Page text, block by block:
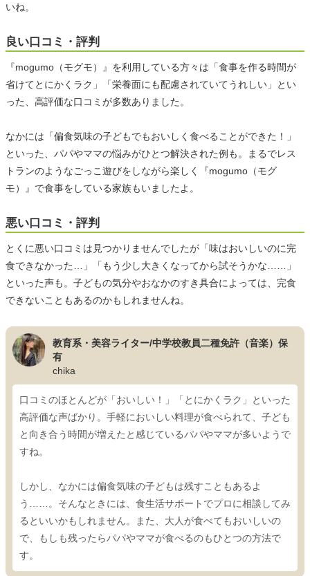
いね。
良い口コミ・評判
『mogumo（モグモ）』を利用している方々は「食事を作る時間が
省けてとにかくラク」「栄養面にも配慮されていてうれしい」とい
った、高評価な口コミが多数ありました。
なかには「偏食気味の子どもでもおいしく食べることができた！」
といった、パパやママの悩みがひとつ解決された例も。まるでレス
トランのようなごっこ遊びをしながら楽しく『mogumo（モグ
モ）』で食事をしている家族もいましたよ。
悪い口コミ・評判
とくに悪い口コミは見つかりませんでしたが「味はおいしいのに完
食できなかった…」「もう少し大きくなってから試そうかな……」
といった声も。子どもの気分やおなかのすき具合によっては、完食
できないこともあるのかもしれませんね。
教育系・美容ライター/中学校教員二種免許（音楽）保
有
chika
口コミのほとんどが「おいしい！」「とにかくラク」といった
高評価な声ばかり。手軽においしい料理が食べられて、子ども
と向き合う時間が増えたと感じているパパやママが多いようで
すね。
しかし、なかには偏食気味の子どもは残すこともあるよ
う……。そんなときには、食生活サポートでプロに相談してみ
るといいかもしれません。また、大人が食べてもおいしいの
で、もしも残ったらパパやママが食べるのもひとつの方法で
す。